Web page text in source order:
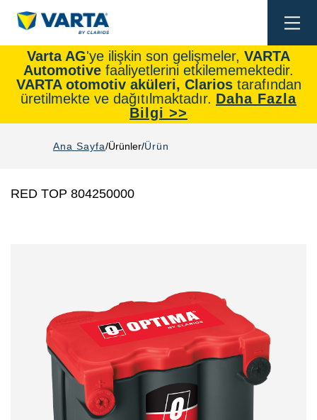
Varta AG'ye ilişkin son gelişmeler, VARTA
Automotive faaliyetlerini etkilememektedir.
VARTA otomotiv aküleri, Clarios tarafından
üretilmekte ve dağıtılmaktadır. Daha Fazla
Bilgi >>
Ana Sayfa Ürünler Ürün
RED TOP 804250000